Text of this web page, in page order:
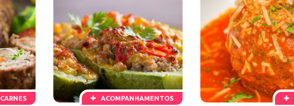
CARNES ACOMPANHAMENTOS